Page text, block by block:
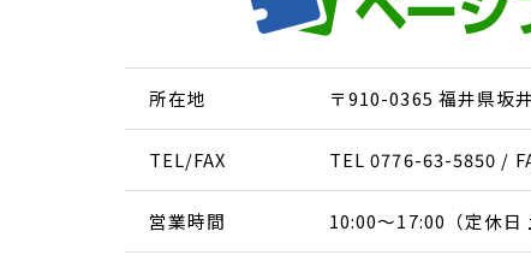
所在地 〒910-0365 福井県坂
TEL/FAX TEL 0776-63-5850 /
営業時間 10:00〜17:00（定休日